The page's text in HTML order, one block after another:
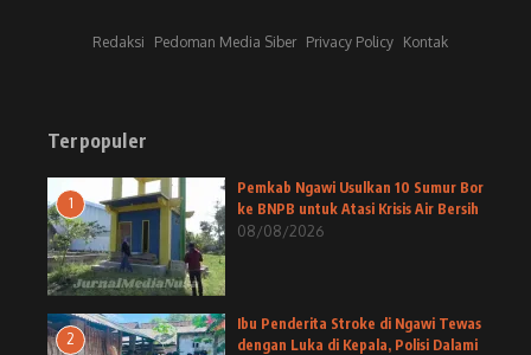
Redaksi Pedoman Media Siber Privacy Policy Kontak
Terpopuler
1
Pemkab Ngawi Usulkan 10 Sumur Bor
ke BNPB untuk Atasi Krisis Air Bersih
08/08/2026
2
Ibu Penderita Stroke di Ngawi Tewas
dengan Luka di Kepala, Polisi Dalami